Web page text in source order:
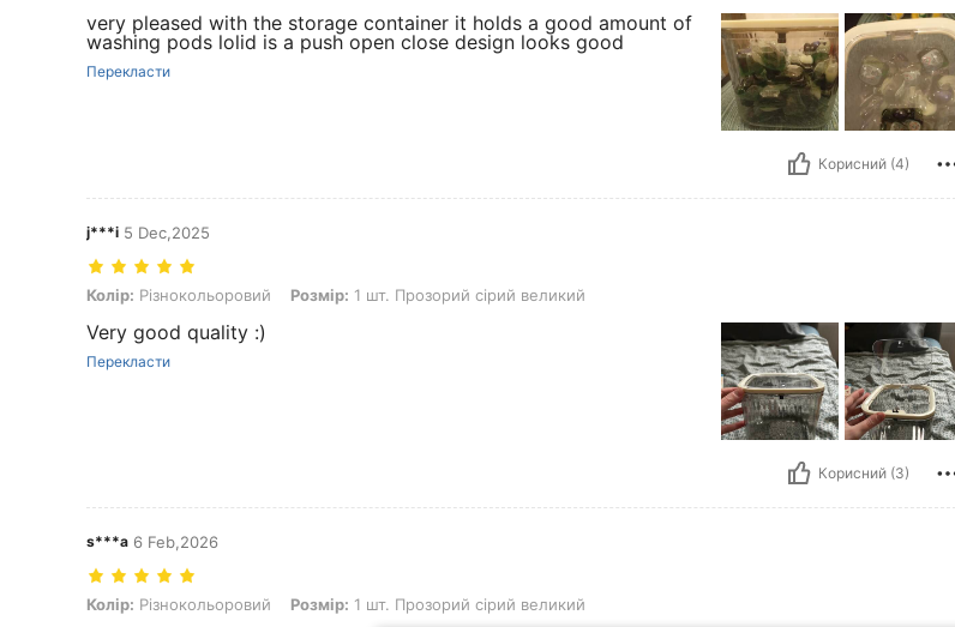
very pleased with the storage container it holds a good amount of
washing pods lolid is a push open close design looks good
Перекласти
Корисний (4)
j***i 5 Dec,2025
Колір: Різнокольоровий, Розмір: 1 шт. Прозорий сірий великий
Колір: Різнокольоровий Розмір: 1 шт. Прозорий сірий великий
Very good quality :)
Перекласти
Корисний (3)
s***a 6 Feb,2026
Колір: Різнокольоровий, Розмір: 1 шт. Прозорий сірий великий
Колір: Різнокольоровий Розмір: 1 шт. Прозорий сірий великий